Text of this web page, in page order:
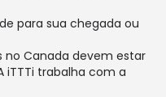
para sua chegada ou
no Canada devem estar
iTTTi trabalha com a